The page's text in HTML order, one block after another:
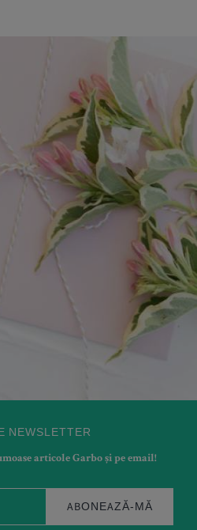
NEWSLETTER
articole Garbo și pe email!
ABONEAZĂ-MĂ